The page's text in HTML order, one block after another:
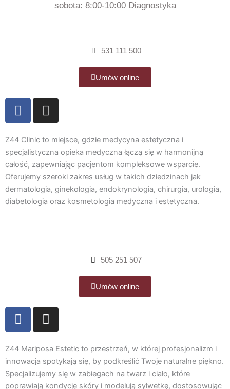
sobota: 8:00-10:00 Diagnostyka
531 111 500
Umów online
F
a
e
b
o
o
k
I
n
t
a
g
r
a
m
Z44 Clinic to miejsce, gdzie medycyna estetyczna i
specjalistyczna opieka medyczna łączą się w harmonijną
całość, zapewniając pacjentom kompleksowe wsparcie.
Oferujemy szeroki zakres usług w takich dziedzinach jak
dermatologia, ginekologia, endokrynologia, chirurgia, urologia,
diabetologia oraz kosmetologia medyczna i estetyczna.
505 251 507
Umów online
F
a
e
b
o
I
n
t
a
g
Z44 Mariposa Estetic to przestrzeń, w której profesjonalizm i
innowacja spotykają się, by podkreślić Twoje naturalne piękno.
Specjalizujemy się w zabiegach na twarz i ciało, które
poprawiają kondycję skóry i modelują sylwetkę, dostosowując